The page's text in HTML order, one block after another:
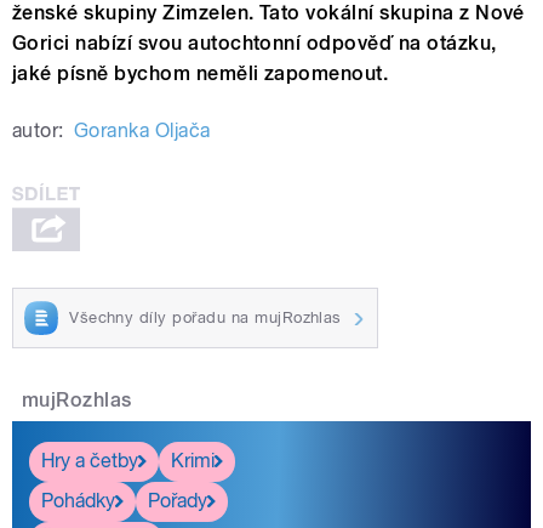
ženské skupiny Zimzelen. Tato vokální skupina z Nové
Gorici nabízí svou autochtonní odpověď na otázku,
jaké písně bychom neměli zapomenout.
autor: Goranka Oljača
Všechny díly pořadu na mujRozhlas
mujRozhlas
Hry a četby
Krimi
Pohádky
Pořady